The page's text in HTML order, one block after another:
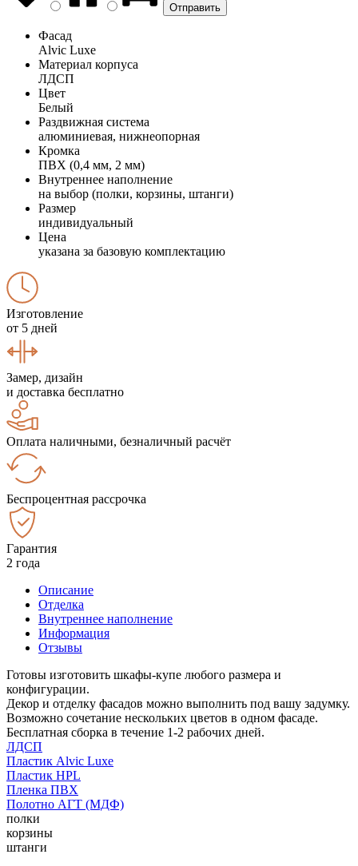
Фасад
Alvic Luxe
Материал корпуса
ЛДСП
Цвет
Белый
Раздвижная система
алюминиевая, нижнеопорная
Кромка
ПВХ (0,4 мм, 2 мм)
Внутреннее наполнение
на выбор (полки, корзины, штанги)
Размер
индивидуальный
Цена
указана за базовую комплектацию
Изготовление
от 5 дней
Замер, дизайн
и доставка бесплатно
Оплата наличными, безналичный расчёт
Беспроцентная рассрочка
Гарантия
2 года
Описание
Отделка
Внутреннее наполнение
Информация
Отзывы
Готовы изготовить шкафы-купе любого размера и
конфигурации.
Декор и отделку фасадов можно выполнить под вашу задумку.
Возможно сочетание нескольких цветов в одном фасаде.
Бесплатная сборка в течение 1-2 рабочих дней.
ЛДСП
Пластик Alvic Luxe
Пластик HPL
Пленка ПВХ
Полотно АГТ (МДФ)
полки
корзины
штанги